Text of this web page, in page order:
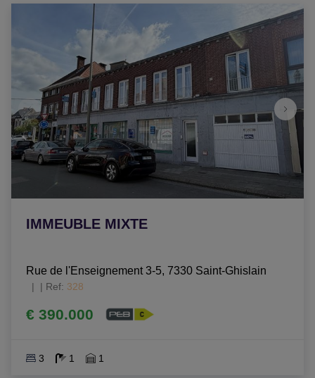
IMMEUBLE MIXTE
Rue de l'Enseignement 3-5, 7330 Saint-Ghislain
| Ref: 328
€ 390.000
3 1 1